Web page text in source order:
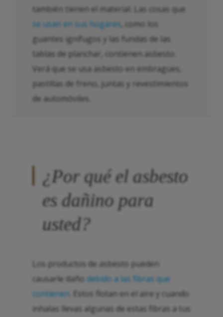
también tienen el material. Las cosas que
se usan en sus hogares , como los
guantes ignífugos y las fundas de las
tablas de planchar, contienen asbesto.
Verá que se usa asbesto en embragues,
pastillas de freno, juntas y revestimientos
de automóviles.
¿Por qué el asbesto
es dañino para
usted?
Los productos de asbesto pueden
causarle daño debido a las fibras que
contienen . Estos flotan en el aire y cuando
inhalas llevas algunas de estas fibras a tus